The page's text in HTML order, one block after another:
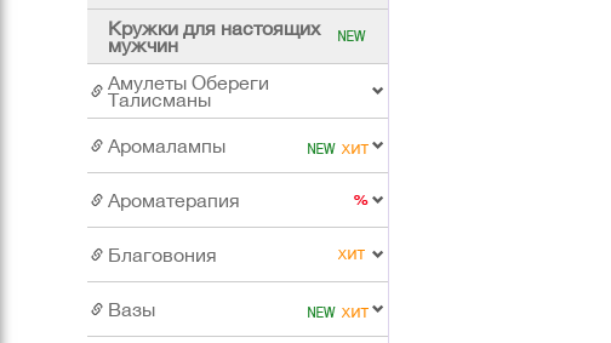
Кружки для настоящих
мужчин
Амулеты Обереги
Талисманы
Аромалампы
Ароматерапия
Благовония
Вазы